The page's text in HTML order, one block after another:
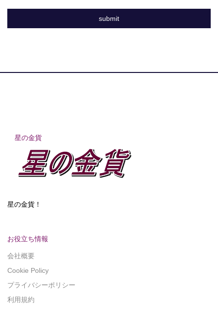
星の金貨
星の金貨！
お役立ち情報
会社概要
Cookie Policy
プライバシーポリシー
利用規約